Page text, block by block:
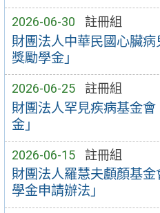
2026-06-30 註冊組
財團法人中華民國心臟
獎勵學金」
2026-06-25 註冊組
財團法人罕見疾病基金
金」
2026-06-15 註冊組
財團法人羅慧夫顱顏基
學金申請辦法」